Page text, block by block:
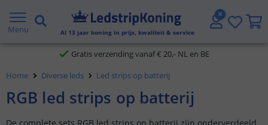
Menu Al 13 jaar koning in prijs, kwaliteit & service
5 jaar garantie
Gratis verzending vanaf € 20,- NL en BE
Klantbeoordeling 9.1
Voor 23:45 uur besteld, morgen in huis
Home Diverse leds Led strips op batterij
RGB led strips op batterij